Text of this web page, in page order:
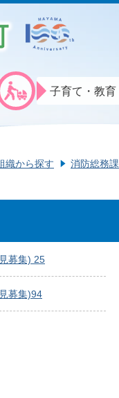
子育て・教育
織から探す 消防総務課
募集) 25
募集)94